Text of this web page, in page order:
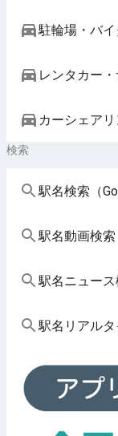
駐輪場・バイ
レンタカー・
カーシェアリ
検索
駅名検索（
駅名動画検索
駅名ニュース
駅名リアルタ